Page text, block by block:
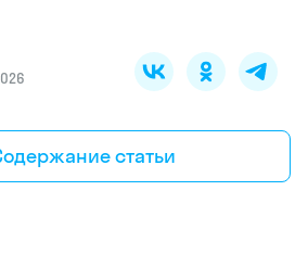
статьи